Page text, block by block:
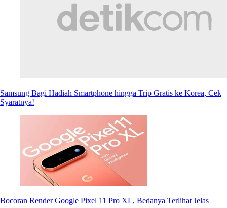
Samsung Bagi Hadiah Smartphone hingga Trip Gratis ke Korea, Cek
Syaratnya!
Bocoran Render Google Pixel 11 Pro XL, Bedanya Terlihat Jelas